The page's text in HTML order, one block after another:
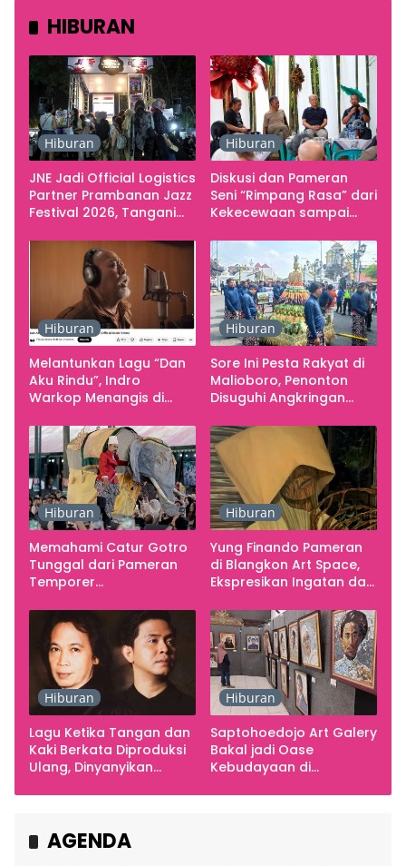
HIBURAN
Hiburan
JNE Jadi Official Logistics
Partner Prambanan Jazz
Festival 2026, Tangani
Kebutuhan Konser
Hiburan
Diskusi dan Pameran
Seni “Rimpang Rasa” dari
Kekecewaan sampai
Yogyakarta sebagai
Pusat Pergerakan Seni
Rupa Indonesia
Hiburan
Melantunkan Lagu “Dan
Aku Rindu”, Indro
Warkop Menangis di
Hiburan
Sore Ini Pesta Rakyat di
Malioboro, Penonton
Disuguhi Angkringan
Hiburan
Memahami Catur Gotro
Tunggal dari Pameran
Temporer
Hiburan
Yung Finando Pameran
di Blangkon Art Space,
Ekspresikan Ingatan dan
Hiburan
Lagu Ketika Tangan dan
Kaki Berkata Diproduksi
Ulang, Dinyanyikan
Hiburan
Saptohoedojo Art Galery
Bakal jadi Oase
Kebudayaan di
AGENDA